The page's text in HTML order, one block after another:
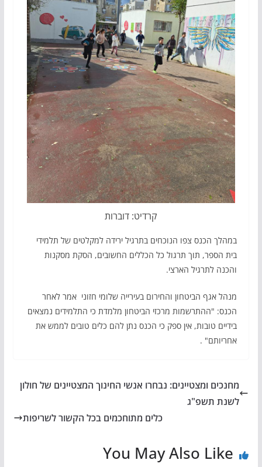
קרדיט: דוברות
במהלך הכנס צפו הנוכחים בתרגיל ירידה למקלטים של תלמידי
בית הספר, תוך תרגול כל הכללים החשובים, הסקת מסקנות
והכנה לתרגיל הארצי.
מנהל אגף הביטחון והחירום בעירייה שלומי חזוני אמר לאחר
הכנס: "ההתרשמות מרכזי הביטחון מלמדת כי התלמידים נמצאים
בידיים טובות, אין ספק כי הכנס נתן להם כלים טובים לממש את
אחריותם" .
מחנכים ומצטיינים: נבחרו אנשי החינוך המצטיינים של חולון
לשנת תשפ"ג
כלים מתוחכמים בכל הקשור לשריפות
You May Also Like